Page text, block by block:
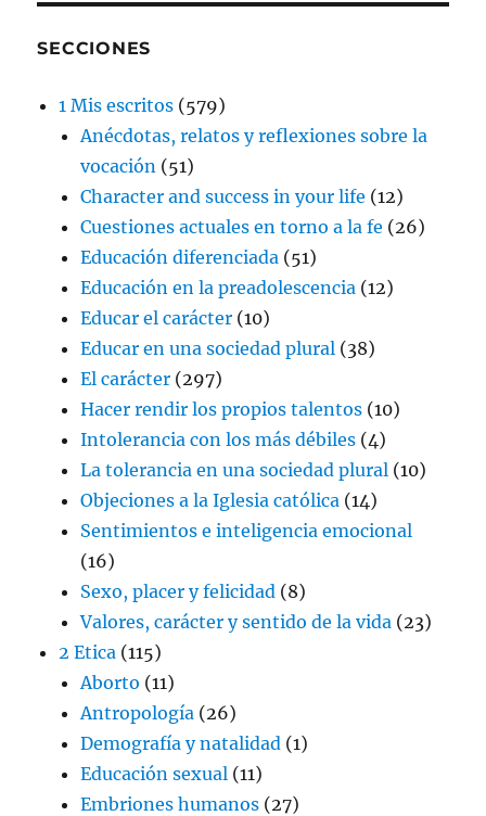
SECCIONES
1 Mis escritos (579)
Anécdotas, relatos y reflexiones sobre la
vocación (51)
Character and success in your life (12)
Cuestiones actuales en torno a la fe (26)
Educación diferenciada (51)
Educación en la preadolescencia (12)
Educar el carácter (10)
Educar en una sociedad plural (38)
El carácter (297)
Hacer rendir los propios talentos (10)
Intolerancia con los más débiles (4)
La tolerancia en una sociedad plural (10)
Objeciones a la Iglesia católica (14)
Sentimientos e inteligencia emocional
(16)
Sexo, placer y felicidad (8)
Valores, carácter y sentido de la vida (23)
2 Etica (115)
Aborto (11)
Antropología (26)
Demografía y natalidad (1)
Educación sexual (11)
Embriones humanos (27)